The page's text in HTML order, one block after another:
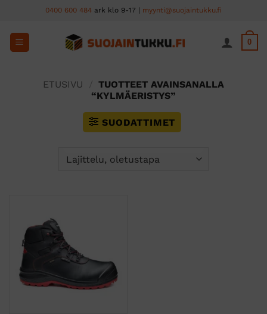
content
0400 600 484 ark klo 9-17 | myynti@suojaintukku.fi
0
ETUSIVU
TUOTTEET AVAINSANALLA
“KYLMÄERISTYS”
SUODATTIMET